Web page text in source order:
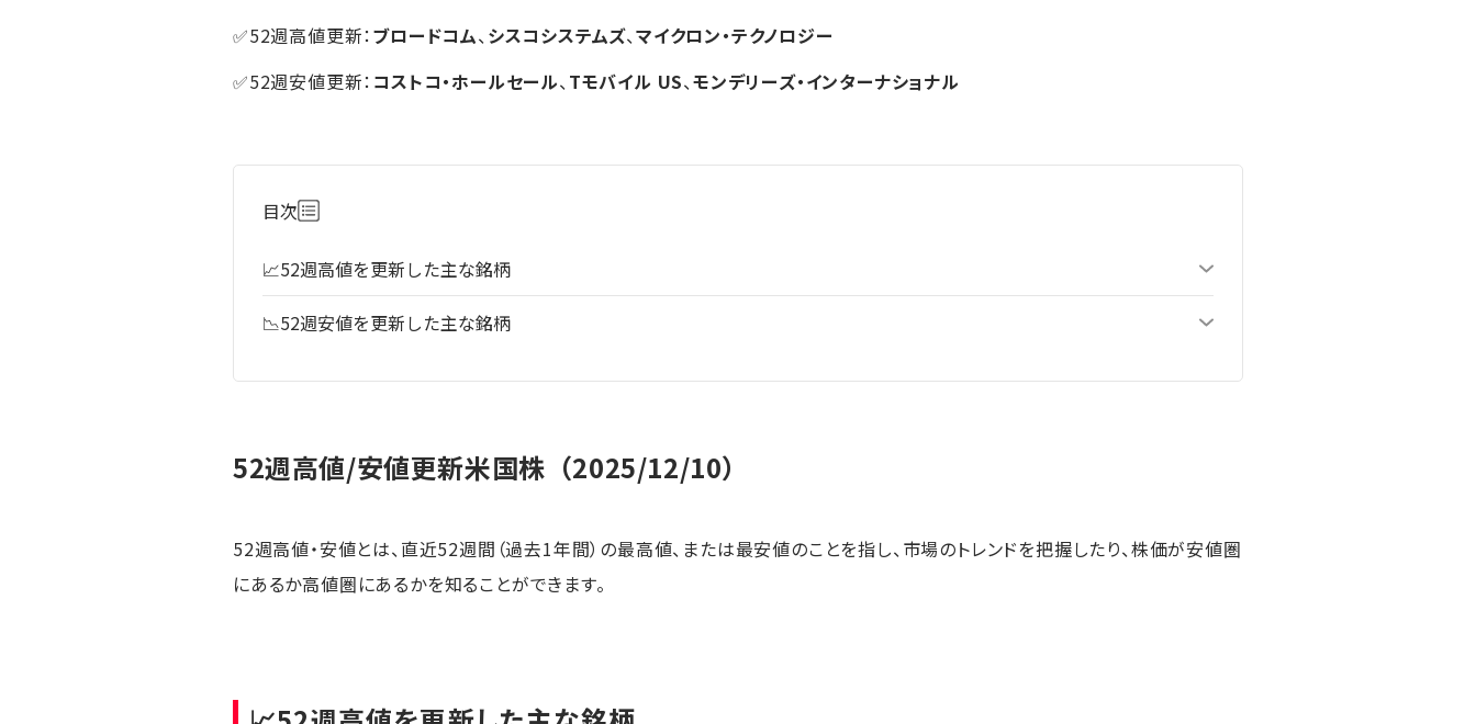
✅52週高値更新：ブロードコム、シスコシステムズ、マイクロン・テクノロジー
✅52週安値更新： コストコ・ホールセール、Tモバイル US、モンデリーズ・インターナショナル
目次
📈52週高値を更新した主な銘柄
📉52週安値を更新した主な銘柄
52週高値/安値更新米国株（2025/12/10）
52週高値・安値とは、直近52週間（過去1年間）の最高値、または最安値のことを指し、市場のトレンドを把握したり、株価が安値圏
にあるか高値圏にあるかを知ることができます。